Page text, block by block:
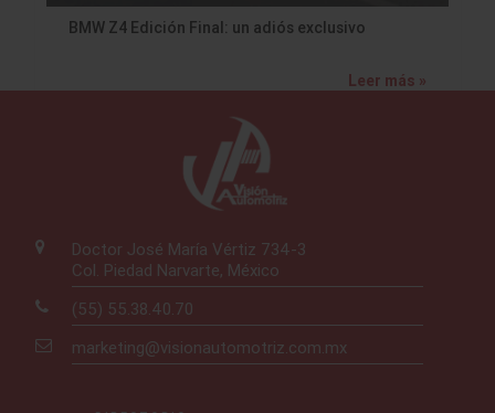
BMW Z4 Edición Final: un adiós exclusivo
Leer más »
Doctor José María Vértiz 734-3
Col. Piedad Narvarte, México
(55) 55.38.40.70
marketing@visionautomotriz.com.mx